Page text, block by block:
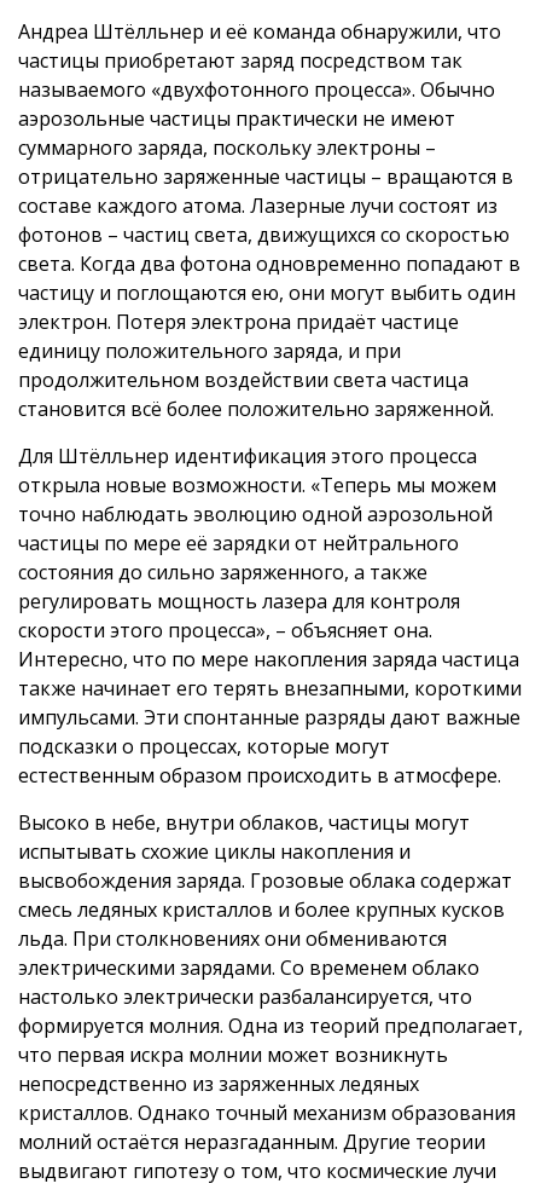
Андреа Штёлльнер и её команда обнаружили, что
частицы приобретают заряд посредством так
называемого «двухфотонного процесса». Обычно
аэрозольные частицы практически не имеют
суммарного заряда, поскольку электроны –
отрицательно заряженные частицы – вращаются в
составе каждого атома. Лазерные лучи состоят из
фотонов – частиц света, движущихся со скоростью
света. Когда два фотона одновременно попадают в
частицу и поглощаются ею, они могут выбить один
электрон. Потеря электрона придаёт частице
единицу положительного заряда, и при
продолжительном воздействии света частица
становится всё более положительно заряженной.
Для Штёлльнер идентификация этого процесса
открыла новые возможности. «Теперь мы можем
точно наблюдать эволюцию одной аэрозольной
частицы по мере её зарядки от нейтрального
состояния до сильно заряженного, а также
регулировать мощность лазера для контроля
скорости этого процесса», – объясняет она.
Интересно, что по мере накопления заряда частица
также начинает его терять внезапными, короткими
импульсами. Эти спонтанные разряды дают важные
подсказки о процессах, которые могут
естественным образом происходить в атмосфере.
Высоко в небе, внутри облаков, частицы могут
испытывать схожие циклы накопления и
высвобождения заряда. Грозовые облака содержат
смесь ледяных кристаллов и более крупных кусков
льда. При столкновениях они обмениваются
электрическими зарядами. Со временем облако
настолько электрически разбалансируется, что
формируется молния. Одна из теорий предполагает,
что первая искра молнии может возникнуть
непосредственно из заряженных ледяных
кристаллов. Однако точный механизм образования
молний остаётся неразгаданным. Другие теории
выдвигают гипотезу о том, что космические лучи